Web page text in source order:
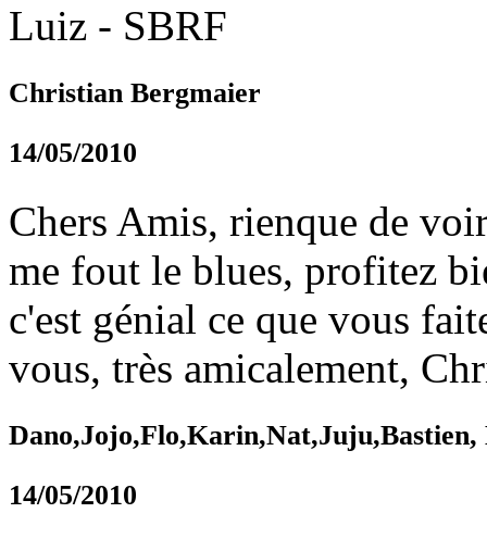
Luiz - SBRF
Christian Bergmaier
14/05/2010
Chers Amis, rienque de
me fout le blues, profitez
c'est génial ce que vous
vous, très amicalement,
14/05/2010